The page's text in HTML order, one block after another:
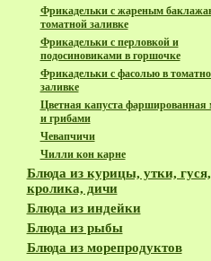
Фрикадельки с жареным
томатной заливке
Фрикадельки с перловкой и
подосиновиками в горшочке
Фрикадельки с фасолью в
заливке
Цветная капуста фаршированная
и грибами
Чевапчичи
Чилли кон карне
Блюда из курицы, утки, гуся,
кролика, дичи
Блюда из индейки
Блюда из рыбы
Блюда из морепродуктов